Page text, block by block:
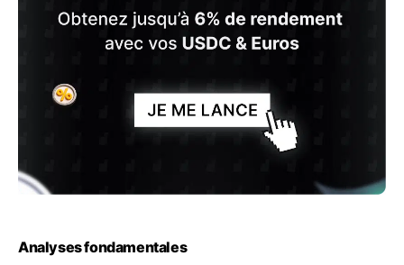
Analyses fondamentales